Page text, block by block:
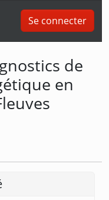
Se connecter
de
en